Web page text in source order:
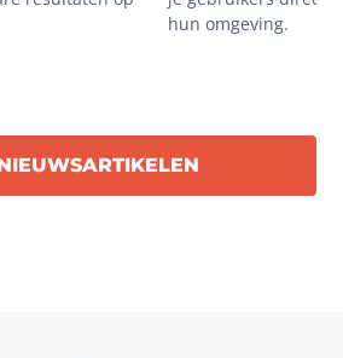
hun omgeving.